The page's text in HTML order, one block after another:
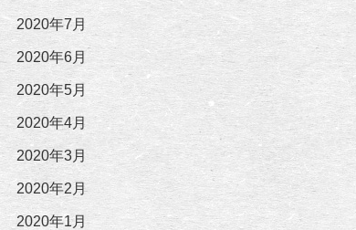
2020年7月
2020年6月
2020年5月
2020年4月
2020年3月
2020年2月
2020年1月